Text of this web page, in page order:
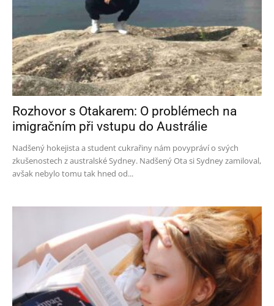
Rozhovor s Otakarem: O problémech na
imigračním při vstupu do Austrálie
Nadšený hokejista a student cukrařiny nám povypráví o svých
zkušenostech z australské Sydney. Nadšený Ota si Sydney zamiloval,
avšak nebylo tomu tak hned od...